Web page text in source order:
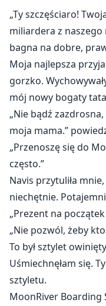
„Ty szczęściaro!
miliardera z naszego
bagna na dobre,
Moja najlepsza
gorzko.
mój nowy bogaty tata
„Nie bądź
moja mama.”
„Przenoszę się do
często.”
Navis przytuliła
niechętnie.
„Prezent na
„Nie pozwól, żeby
To był sztylet
Uśmiechnęłam się.
sztyletu.
MoonRiver Boarding